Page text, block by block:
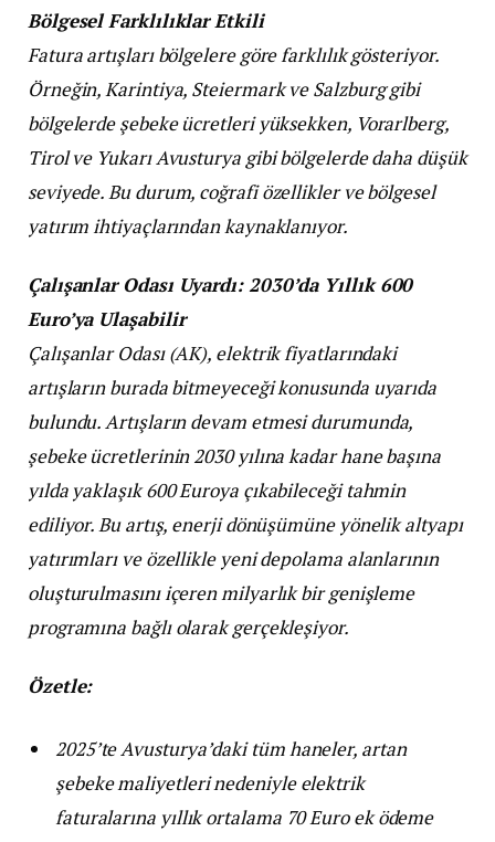
Bölgesel Farklılıklar Etkili
Fatura artışları bölgelere göre farklılık gösteriyor.
Örneğin, Karintiya, Steiermark ve Salzburg gibi
bölgelerde şebeke ücretleri yüksekken, Vorarlberg,
Tirol ve Yukarı Avusturya gibi bölgelerde daha düşük
seviyede. Bu durum, coğrafi özellikler ve bölgesel
yatırım ihtiyaçlarından kaynaklanıyor.
Çalışanlar Odası Uyardı: 2030’da Yıllık 600
Euro’ya Ulaşabilir
Çalışanlar Odası (AK), elektrik fiyatlarındaki
artışların burada bitmeyeceği konusunda uyarıda
bulundu. Artışların devam etmesi durumunda,
şebeke ücretlerinin 2030 yılına kadar hane başına
yılda yaklaşık 600 Euroya çıkabileceği tahmin
ediliyor. Bu artış, enerji dönüşümüne yönelik altyapı
yatırımları ve özellikle yeni depolama alanlarının
oluşturulmasını içeren milyarlık bir genişleme
programına bağlı olarak gerçekleşiyor.
Özetle:
2025’te Avusturya’daki tüm haneler, artan
şebeke maliyetleri nedeniyle elektrik
faturalarına yıllık ortalama 70 Euro ek ödeme